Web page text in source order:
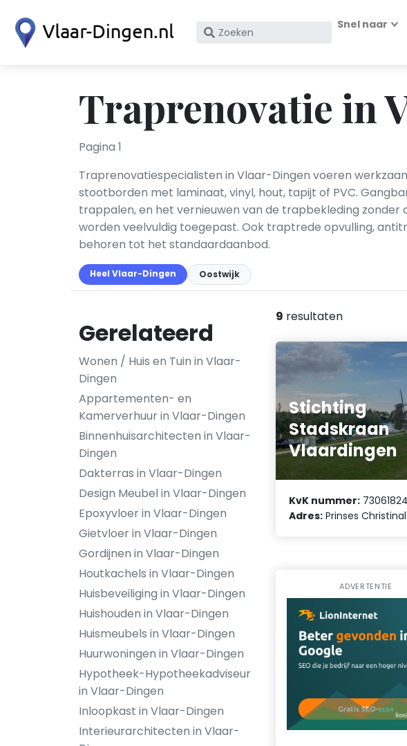
Zoek
KvK
nummer
Snel naar
Traprenovatie in
Pagina 1
Traprenovatiespecialisten in Vlaar-Dingen voeren
stootborden met laminaat, vinyl, hout, tapijt of PVC.
trappalen, en het vernieuwen van de trapbekleding
worden veelvuldig toegepast. Ook traptrede opvulling,
behoren tot het standaardaanbod.
Heel Vlaar-Dingen Oostwijk
Gerelateerd
Wonen / Huis en Tuin in Vlaar-
Dingen
Appartementen- en
Kamerverhuur in Vlaar-Dingen
Binnenhuisarchitecten in Vlaar-
Dingen
Dakterras in Vlaar-Dingen
Design Meubel in Vlaar-Dingen
Epoxyvloer in Vlaar-Dingen
Gietvloer in Vlaar-Dingen
Gordijnen in Vlaar-Dingen
Houtkachels in Vlaar-Dingen
Huisbeveiliging in Vlaar-Dingen
Huishouden in Vlaar-Dingen
Huismeubels in Vlaar-Dingen
Huurwoningen in Vlaar-Dingen
Hypotheek-Hypotheekadviseur
in Vlaar-Dingen
Inloopkast in Vlaar-Dingen
Interieurarchitecten in Vlaar-
9 resultaten
Stichting
Stadskraan
Vlaardingen
KvK nummer: 73061824
Adres: Prinses
ADVERTENTIE